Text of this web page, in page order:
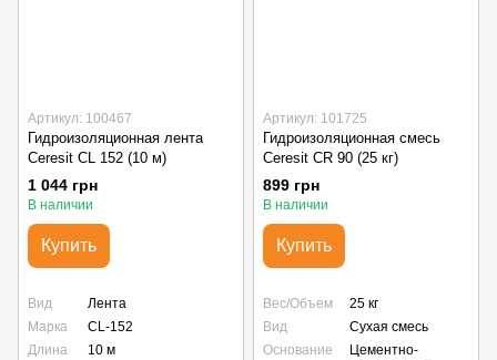
Артикул: 100467
Гидроизоляционная лента
Ceresit CL 152 (10 м)
1 044 грн
В наличии
Купить
Вид
Лента
Марка
CL-152
Длина
10 м
Артикул: 101725
Гидроизоляционная смесь
Сeresit CR 90 (25 кг)
899 грн
В наличии
Купить
Вес/Объем
25 кг
Вид
Сухая смесь
Основание
Цементно-